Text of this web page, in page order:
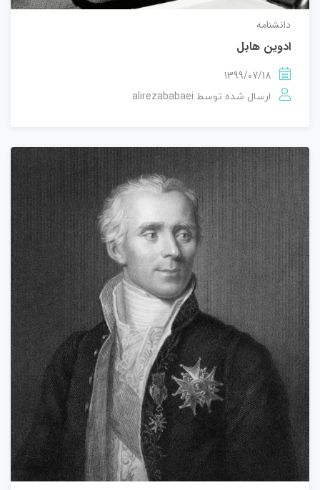
دانشنامه
ادوین هابل
1399/07/18
ارسال شده توسط alirezababaei